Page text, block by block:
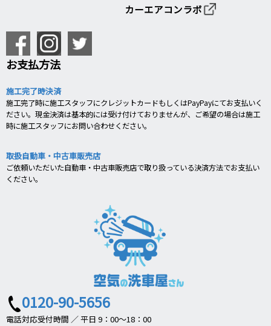
カーエアコンラボ
お支払方法
施工完了時決済
施工完了時に施工スタッフにクレジットカードもしくはPayPayにてお支払いく
ださい。現金決済は基本的には受け付けておりませんが、ご希望の場合は施工
時に施工スタッフにお問い合わせください。
取扱自動車・中古車販売店
ご依頼いただいた自動車・中古車販売店で取り扱っている決済方法でお支払い
ください。
0120-90-5656
電話対応受付時間 ／ 平日 9：00～18：00